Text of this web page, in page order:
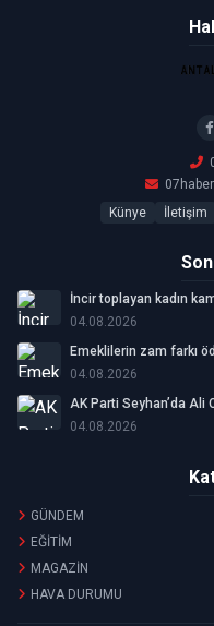
Künye
İletişim
İncir toplayan kadın
04.08.2026
Emeklilerin zam farkı
04.08.2026
AK Parti Seyhan’da Ali
04.08.2026
GÜNDEM
EĞİTİM
MAGAZİN
HAVA DURUMU